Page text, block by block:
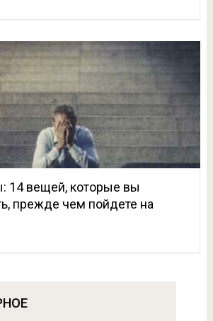
14 вещей, которые вы
прежде чем пойдете на